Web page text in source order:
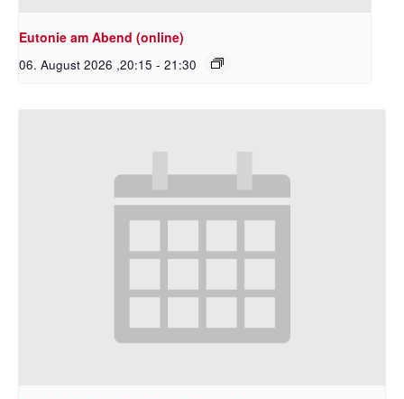
Eutonie am Abend (online)
06. August 2026 ,20:15 - 21:30